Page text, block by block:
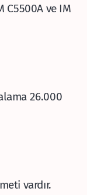
C5500A ve IM
26.000
vardır.